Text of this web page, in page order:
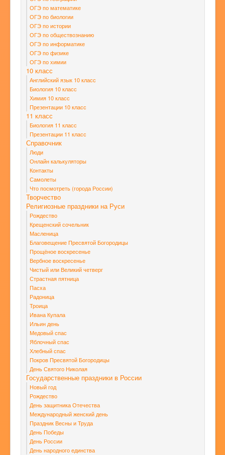
ОГЭ по математике
ОГЭ по биологии
ОГЭ по истории
ОГЭ по обществознанию
ОГЭ по информатике
ОГЭ по физике
ОГЭ по химии
10 класс
Английский язык 10 класс
Биология 10 класс
Химия 10 класс
Презентации 10 класс
11 класс
Биология 11 класс
Презентации 11 класс
Справочник
Люди
Онлайн калькуляторы
Контакты
Самолеты
Что посмотреть (города России)
Творчество
Религиозные праздники на Руси
Рождество
Крещенский сочельник
Масленица
Благовещение Пресвятой Богородицы
Прощёное воскресенье
Вербное воскресенье
Чистый или Великий четверг
Страстная пятница
Пасха
Радоница
Троица
Ивана Купала
Ильин день
Медовый спас
Яблочный спас
Хлебный спас
Покров Пресвятой Богородицы
День Святого Николая
Государственные праздники в России
Новый год
Рождество
День защитника Отечества
Международный женский день
Праздник Весны и Труда
День Победы
День России
День народного единства